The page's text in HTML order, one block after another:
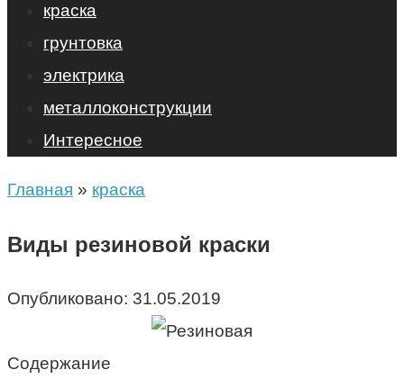
краска
грунтовка
электрика
металлоконструкции
Интересное
Главная » краска
Виды резиновой краски
Опубликовано: 31.05.2019
Содержание